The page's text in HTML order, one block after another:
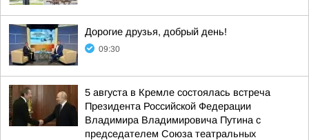
Дорогие друзья, добрый день!
09:30
5 августа в Кремле состоялась встреча
Президента Российской Федерации
Владимира Владимировича Путина с
председателем Союза театральных